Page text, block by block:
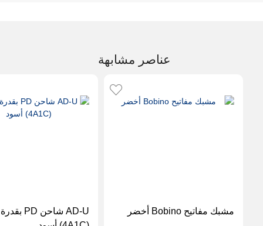
عناصر مشابهة
مشبك مفاتيح Bobino أخضر